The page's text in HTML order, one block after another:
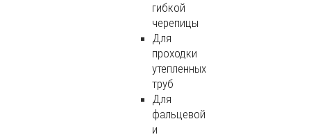
гибкой
черепицы
Для
проходки
утепленных
труб
Для
фальцевой
и